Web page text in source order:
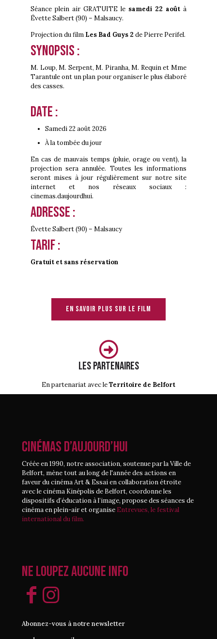
Séance plein air GRATUITE le samedi 22 août à
Évette Salbert (90) – Malsaucy.
Projection du film Les Bad Guys 2 de Pierre Perifel.
Synopsis :
M. Loup, M. Serpent, M. Piranha, M. Requin et Mme
Tarantule ont un plan pour organiser le plus élaboré
des casses.
Date :
Samedi 22 août2026
À la tombée du jour
En cas de mauvais temps (pluie, orage ou vent), la
projection sera annulée. Toutes les informations
seront mises à jour régulièrement sur notre site
internet et nos réseaux sociaux :
cinemas.daujourdhui.
Adresse :
Évette Salbert (90) – Malsaucy
Tarif :
Gratuit et sans réservation
En savoir plus sur le film
Les partenaires
En partenariat avec leTerritoire de Belfort
CINÉMAS D’AUJOURD’HUI
Créée en 1990, notre association, soutenue par la Ville de
Belfort, mène tout au long de l'année des actions en
faveur du cinéma Art & Essai en collaboration étroite
avec le cinéma Kinépolis de Belfort, coordonne les
dispositifs d’éducation à l’image, propose des séances de
cinéma en plein-air et organise Entrevues, le festival
international du film.
Ne loupez aucune info
Abonnez-vous à notre newsletter